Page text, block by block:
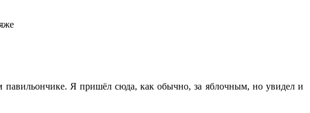
Я пришёл сюда, как обычно, за яблочным, но увидел и